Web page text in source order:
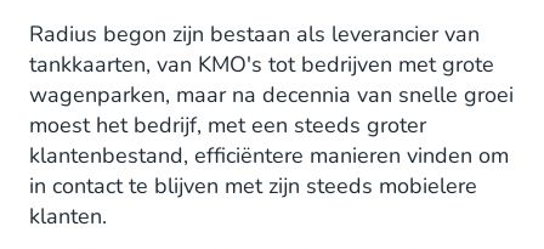
Radius begon zijn bestaan als leverancier van
tankkaarten, van KMO's tot bedrijven met grote
wagenparken, maar na decennia van snelle groei
moest het bedrijf, met een steeds groter
klantenbestand, efficiëntere manieren vinden om
in contact te blijven met zijn steeds mobielere
klanten.